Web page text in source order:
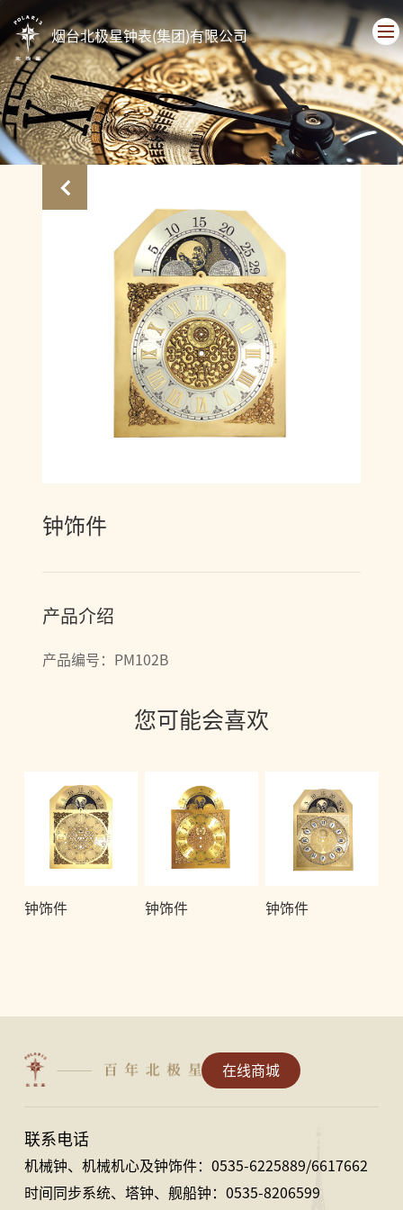
烟台北极星钟表(集团)有限公司
钟饰件
产品介绍
产品编号：PM102B
您可能会喜欢
钟饰件 钟饰件 钟饰件
在线商城
联系电话
机械钟、机械机心及钟饰件：0535-6225889/6617662
时间同步系统、塔钟、舰船钟：0535-8206599